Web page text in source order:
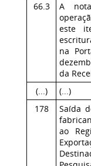
66.3
A
este
na
da
(...)
(...)
178
Saída
ao